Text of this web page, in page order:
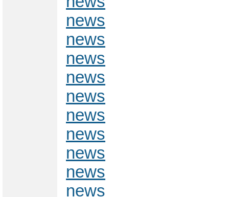
news
news
news
news
news
news
news
news
news
news